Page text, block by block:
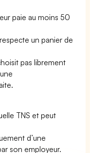
paie au moins 50
un panier de
pas librement
TNS et peut
d’une
son employeur.